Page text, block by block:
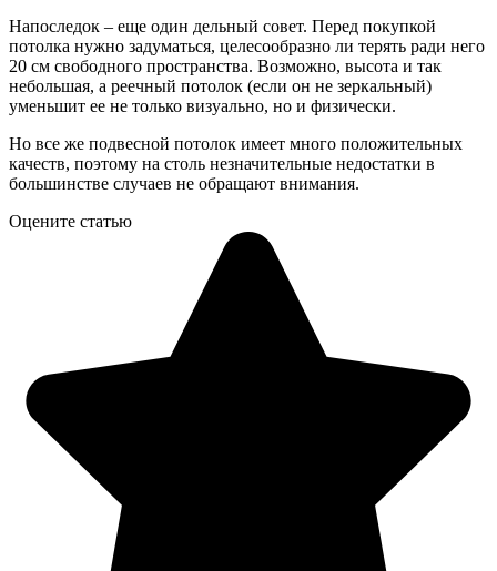
Напоследок – еще один дельный совет. Перед покупкой
потолка нужно задуматься, целесообразно ли терять ради него
20 см свободного пространства. Возможно, высота и так
небольшая, а реечный потолок (если он не зеркальный)
уменьшит ее не только визуально, но и физически.
Но все же подвесной потолок имеет много положительных
качеств, поэтому на столь незначительные недостатки в
большинстве случаев не обращают внимания.
Оцените статью